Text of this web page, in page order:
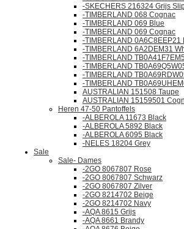
-SKECHERS 216324 Grijs
-TIMBERLAND 068 Cognac
-TIMBERLAND 069 Blue
-TIMBERLAND 069 Cognac
-TIMBERLAND 0A6C8EEP21
-TIMBERLAND 6A2DEM31
-TIMBERLAND
-TIMBERLAND
-TIMBERLAND
-TIMBERLAND
AUSTRALIAN 151508 Taupe
AUSTRALIAN 15159501
Heren 47-50 Pantoffels
-ALBEROLA 11673 Black
-ALBEROLA 5892 Black
-ALBEROLA 6095 Black
-NELES 18204 Grey
Sale
Sale- Dames
-2GO 8067807 Rose
-2GO 8067807 Schwarz
-2GO 8067807 Zilver
-2GO 8214702 Beige
-2GO 8214702 Navy
-AQA 8615 Grijs
-AQA 8661 Brandy